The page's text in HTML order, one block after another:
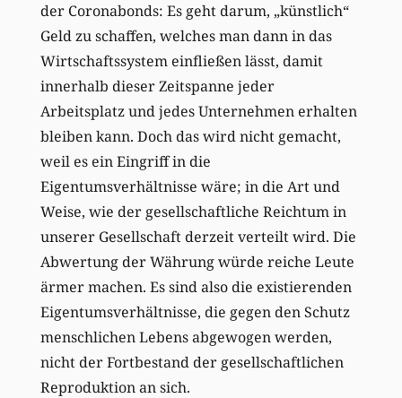
der Coronabonds: Es geht darum, „künstlich“
Geld zu schaffen, welches man dann in das
Wirtschaftssystem einfließen lässt, damit
innerhalb dieser Zeitspanne jeder
Arbeitsplatz und jedes Unternehmen erhalten
bleiben kann. Doch das wird nicht gemacht,
weil es ein Eingriff in die
Eigentumsverhältnisse wäre; in die Art und
Weise, wie der gesellschaftliche Reichtum in
unserer Gesellschaft derzeit verteilt wird. Die
Abwertung der Währung würde reiche Leute
ärmer machen. Es sind also die existierenden
Eigentumsverhältnisse, die gegen den Schutz
menschlichen Lebens abgewogen werden,
nicht der Fortbestand der gesellschaftlichen
Reproduktion an sich.